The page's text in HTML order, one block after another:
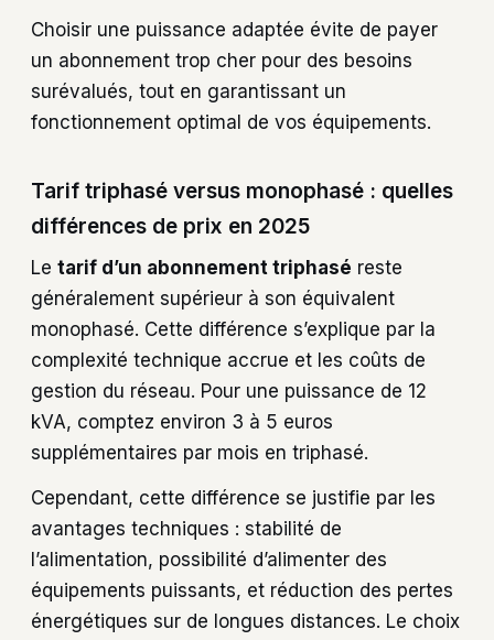
Choisir une puissance adaptée évite de payer
un abonnement trop cher pour des besoins
surévalués, tout en garantissant un
fonctionnement optimal de vos équipements.
Tarif triphasé versus monophasé : quelles
différences de prix en 2025
Le tarif d’un abonnement triphasé reste
généralement supérieur à son équivalent
monophasé. Cette différence s’explique par la
complexité technique accrue et les coûts de
gestion du réseau. Pour une puissance de 12
kVA, comptez environ 3 à 5 euros
supplémentaires par mois en triphasé.
Cependant, cette différence se justifie par les
avantages techniques : stabilité de
l’alimentation, possibilité d’alimenter des
équipements puissants, et réduction des pertes
énergétiques sur de longues distances. Le choix